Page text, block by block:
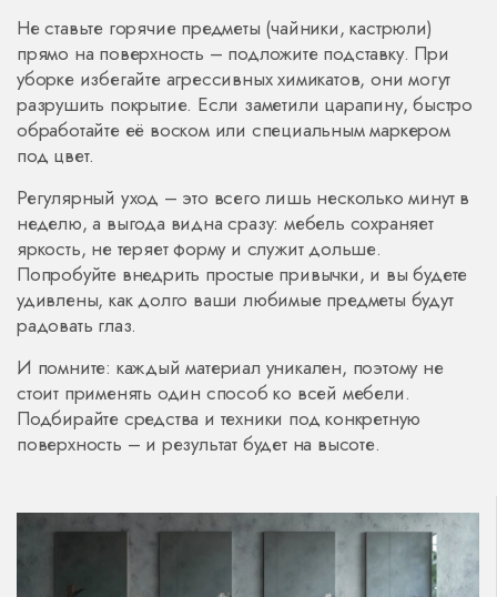
Не ставьте горячие предметы (чайники, кастрюли)
прямо на поверхность – подложите подставку. При
уборке избегайте агрессивных химикатов, они могут
разрушить покрытие. Если заметили царапину, быстро
обработайте её воском или специальным маркером
под цвет.
Регулярный уход – это всего лишь несколько минут в
неделю, а выгода видна сразу: мебель сохраняет
яркость, не теряет форму и служит дольше.
Попробуйте внедрить простые привычки, и вы будете
удивлены, как долго ваши любимые предметы будут
радовать глаз.
И помните: каждый материал уникален, поэтому не
стоит применять один способ ко всей мебели.
Подбирайте средства и техники под конкретную
поверхность – и результат будет на высоте.